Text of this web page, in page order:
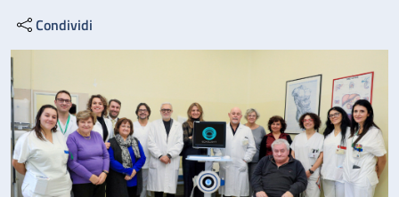
Condividi